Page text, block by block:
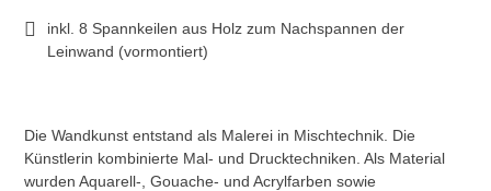
inkl. 8 Spannkeilen aus Holz zum Nachspannen der
Leinwand (vormontiert)
Die Wandkunst entstand als Malerei in Mischtechnik. Die
Künstlerin kombinierte Mal- und Drucktechniken. Als Material
wurden Aquarell-, Gouache- und Acrylfarben sowie